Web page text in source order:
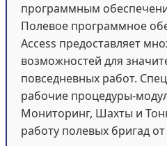
программным
Полевое программное
Access предоставляет
возможностей для
повседневных работ.
рабочие процедуры-
Мониторинг, Шахты и
работу полевых бригад от